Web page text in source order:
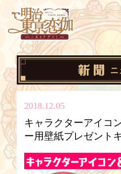
2018.12.05
キャラクターアイコ
ー用壁紙プレゼント